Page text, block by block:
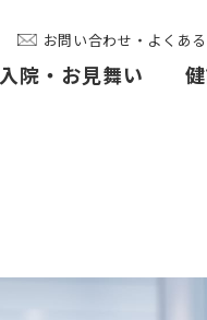
お問い合わせ・よくあ
入院・お見舞い